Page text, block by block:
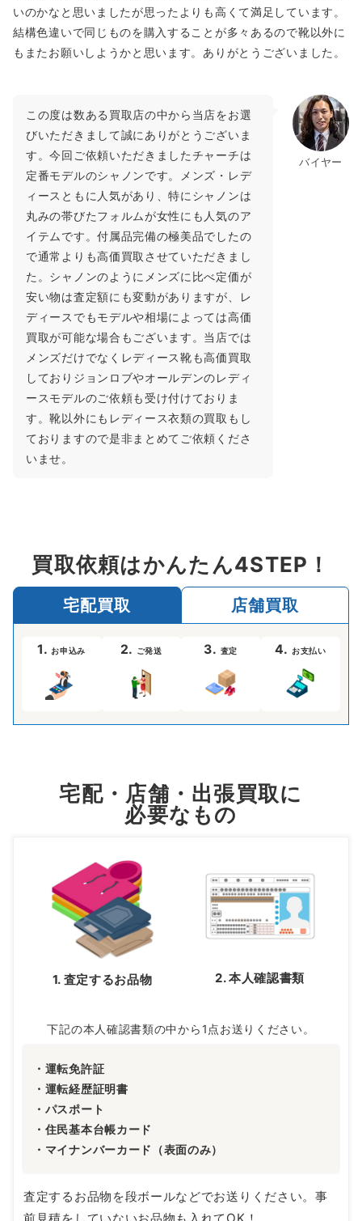
いのかなと思いましたが思ったよりも高くて満足しています。
結構色違いで同じものを購入することが多々あるので靴以外に
もまたお願いしようかと思います。ありがとうございました。
バイヤー
この度は数ある買取店の中から当店をお選
びいただきまして誠にありがとうございま
す。今回ご依頼いただきましたチャーチは
定番モデルのシャノンです。メンズ・レデ
ィースともに人気があり、特にシャノンは
丸みの帯びたフォルムが女性にも人気のア
イテムです。付属品完備の極美品でしたの
で通常よりも高価買取させていただきまし
た。シャノンのようにメンズに比べ定価が
安い物は査定額にも変動がありますが、レ
ディースでもモデルや相場によっては高価
買取が可能な場合もございます。当店では
メンズだけでなくレディース靴も高価買取
しておりジョンロブやオールデンのレディ
ースモデルのご依頼も受け付けておりま
す。靴以外にもレディース衣類の買取もし
ておりますので是非まとめてご依頼くださ
いませ。
買取依頼はかんたん4STEP！
宅配買取 店舗買取
1.お申込み 2. ご発送 3. 査定 4. お支払い
宅配・店舗・出張買取に
必要なもの
1. 査定するお品物 2. 本人確認書類
下記の本人確認書類の中から1点お送りください。
・運転免許証
・運転経歴証明書
・パスポート
・住民基本台帳カード
・マイナンバーカード（表面のみ）
査定するお品物を段ボールなどでお送りください。事
前見積をしていないお品物も入れてOK！